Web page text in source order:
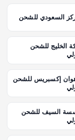
السعودي للشحن
الخليج للشحن
إكسبريس للشحن
السيف للشحن